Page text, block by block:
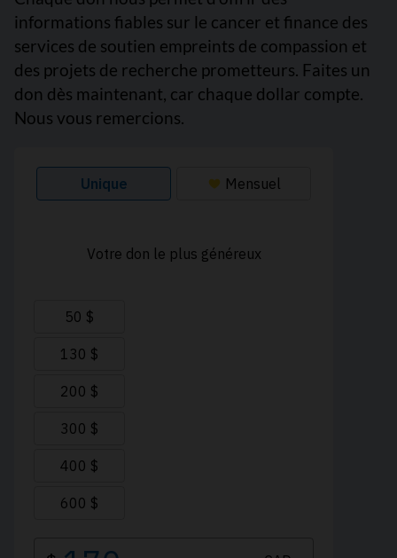
informations fiables sur le cancer et finance des
services de soutien empreints de compassion et
des projets de recherche prometteurs. Faites un
don dès maintenant, car chaque dollar compte.
Nous vous remercions.